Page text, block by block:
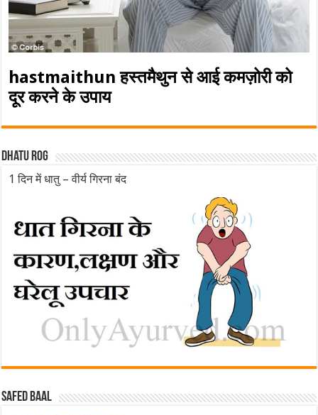
hastmaithun हस्तमैथुन से आई कमज़ोरी को
दूर करने के उपाय
Dhatu rog
1 दिन में धातु – वीर्य गिरना बंद
Safed baal